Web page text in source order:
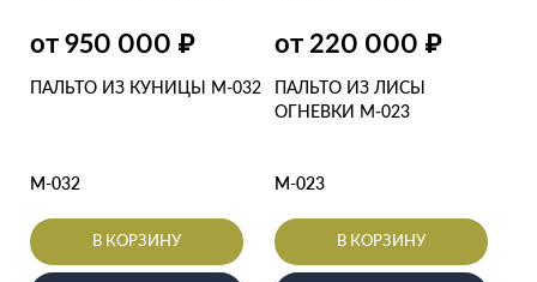
от 950 000 ₽
ПАЛЬТО ИЗ КУНИЦЫ М-032
М-032
В КОРЗИНУ
от 220 000 ₽
ПАЛЬТО ИЗ ЛИСЫ
ОГНЕВКИ М-023
М-023
В КОРЗИНУ